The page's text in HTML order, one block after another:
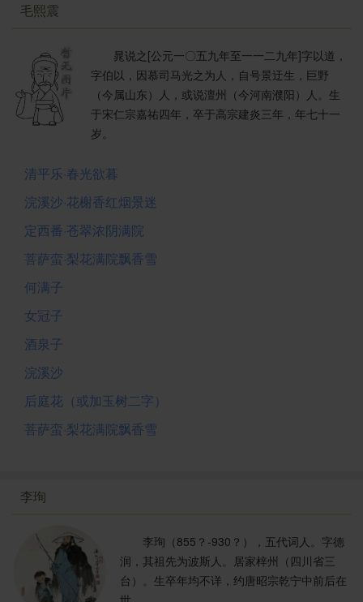
毛熙震
晁说之[公元一〇五九年至一一二九年]字以道，
字伯以，因慕司马光之为人，自号景迂生，巨野
（今属山东）人，或说澶州（今河南濮阳）人。生
于宋仁宗嘉祐四年，卒于高宗建炎三年，年七十一
岁。
清平乐·春光欲暮
浣溪沙·花榭香红烟景迷
定西番·苍翠浓阴满院
菩萨蛮·梨花满院飘香雪
何满子
女冠子
酒泉子
浣溪沙
后庭花（或加玉树二字）
菩萨蛮·梨花满院飘香雪
李珣
李珣（855？-930？），五代词人。字德
润，其祖先为波斯人。居家梓州（四川省三
台）。生卒年均不详，约唐昭宗乾宁中前后在